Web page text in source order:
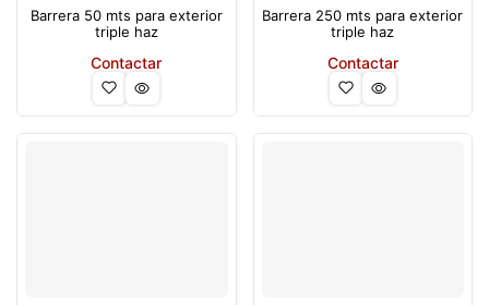
Barrera 50 mts para exterior
triple haz
Contactar
Barrera 250 mts para exterior
triple haz
Contactar